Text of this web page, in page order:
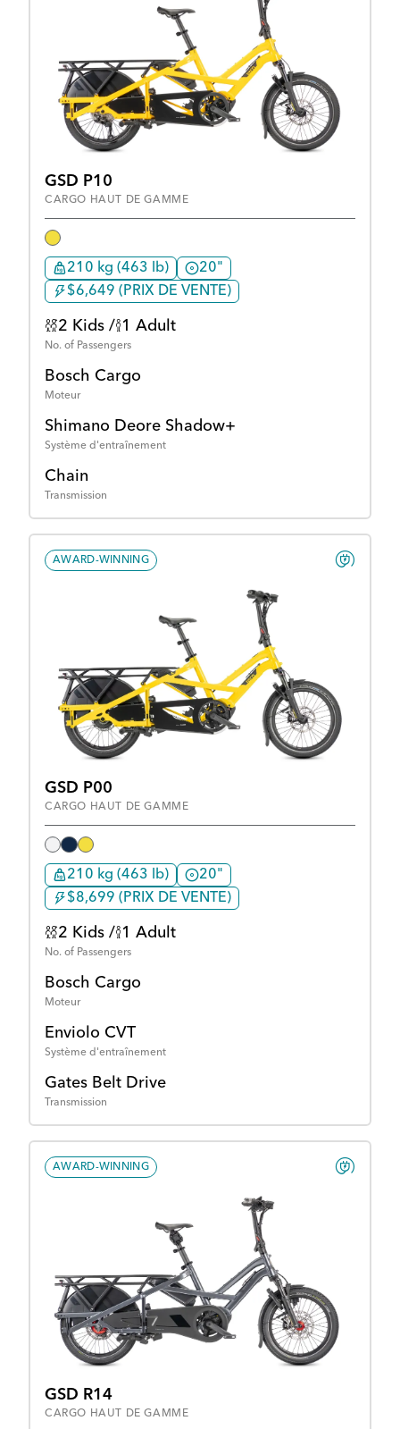
GSD P10
CARGO HAUT DE GAMME
210 kg (463 lb)
20"
$6,649 (PRIX DE VENTE)
2 Kids / 1 Adult
No. of Passengers
Bosch Cargo
Moteur
Shimano Deore Shadow+
Système d'entraînement
Chain
Transmission
AWARD-WINNING
GSD P00
CARGO HAUT DE GAMME
210 kg (463 lb)
20"
$8,699 (PRIX DE VENTE)
2 Kids / 1 Adult
No. of Passengers
Bosch Cargo
Moteur
Enviolo CVT
Système d'entraînement
Gates Belt Drive
Transmission
AWARD-WINNING
GSD R14
CARGO HAUT DE GAMME